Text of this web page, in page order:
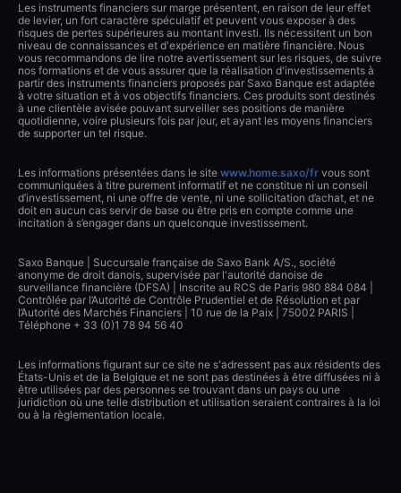
Les instruments financiers sur marge présentent, en raison de leur effet
de levier, un fort caractère spéculatif et peuvent vous exposer à des
risques de pertes supérieures au montant investi. Ils nécessitent un bon
niveau de connaissances et d'expérience en matière financière. Nous
vous recommandons de lire notre avertissement sur les risques, de suivre
nos formations et de vous assurer que la réalisation d'investissements à
partir des instruments financiers proposés par Saxo Banque est adaptée
à votre situation et à vos objectifs financiers. Ces produits sont destinés
à une clientèle avisée pouvant surveiller ses positions de manière
quotidienne, voire plusieurs fois par jour, et ayant les moyens financiers
de supporter un tel risque.
Les informations présentées dans le site www.home.saxo/fr vous sont
communiquées à titre purement informatif et ne constitue ni un conseil
d’investissement, ni une offre de vente, ni une sollicitation d’achat, et ne
doit en aucun cas servir de base ou être pris en compte comme une
incitation à s’engager dans un quelconque investissement.
Saxo Banque | Succursale française de Saxo Bank A/S., société
anonyme de droit danois, supervisée par l'autorité danoise de
surveillance financière (DFSA) | Inscrite au RCS de Paris 980 884 084 |
Contrôlée par l’Autorité de Contrôle Prudentiel et de Résolution et par
l’Autorité des Marchés Financiers | 10 rue de la Paix | 75002 PARIS |
Téléphone + 33 (0)1 78 94 56 40
Les informations figurant sur ce site ne s'adressent pas aux résidents des
États-Unis et de la Belgique et ne sont pas destinées à être diffusées ni à
être utilisées par des personnes se trouvant dans un pays ou une
juridiction où une telle distribution et utilisation seraient contraires à la loi
ou à la règlementation locale.